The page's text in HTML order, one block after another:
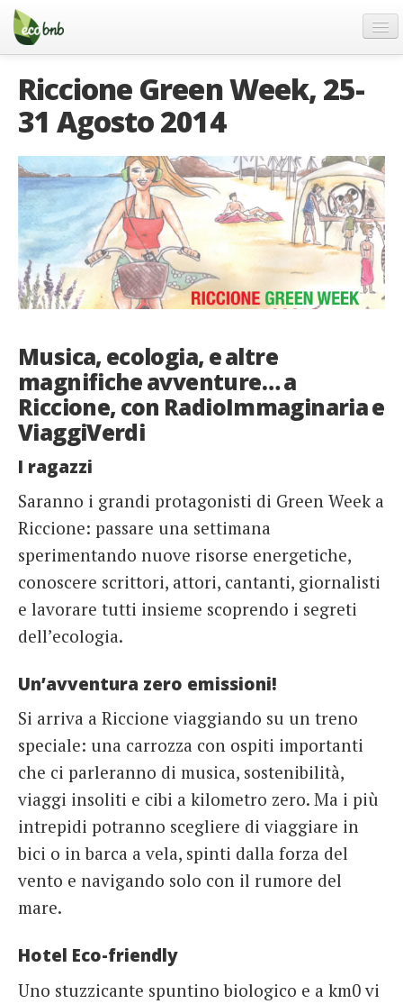
Menu
Salta
contenuto
Offerte Speciali
Regali
FAQ
Chi Siamo
Partner
Contatti
Italiano
English
Spanish
French
Italiano
Riccione Green Week, 25-
31 Agosto 2014
Musica, ecologia, e altre
magnifiche avventure… a
Riccione, con RadioImmaginaria e
ViaggiVerdi
I ragazzi
Saranno i grandi protagonisti di Green Week a
Riccione: passare una settimana
sperimentando nuove risorse energetiche,
conoscere scrittori, attori, cantanti, giornalisti
e lavorare tutti insieme scoprendo i segreti
dell’ecologia.
Un’avventura zero emissioni!
Si arriva a Riccione viaggiando su un treno
speciale: una carrozza con ospiti importanti
che ci parleranno di musica, sostenibilità,
viaggi insoliti e cibi a kilometro zero. Ma i più
intrepidi potranno scegliere di viaggiare in
bici o in barca a vela, spinti dalla forza del
vento e navigando solo con il rumore del
mare.
Hotel Eco-friendly
Uno stuzzicante spuntino biologico e a km0 vi